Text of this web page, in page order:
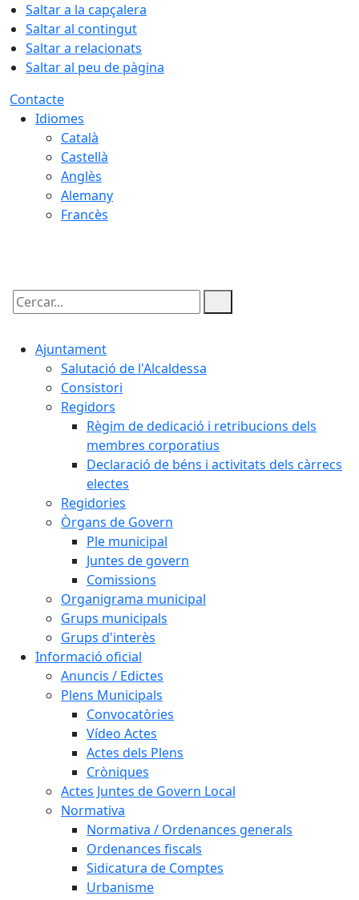
Saltar a la capçalera
Saltar al contingut
Saltar a relacionats
Saltar al peu de pàgina
Contacte
Idiomes
Català
Castellà
Anglès
Alemany
Francès
Cercar:
Ajuntament
Salutació de l'Alcaldessa
Consistori
Regidors
Règim de dedicació i retribucions dels
membres corporatius
Declaració de béns i activitats dels càrrecs
electes
Regidories
Òrgans de Govern
Ple municipal
Juntes de govern
Comissions
Organigrama municipal
Grups municipals
Grups d'interès
Informació oficial
Anuncis / Edictes
Plens Municipals
Convocatòries
Vídeo Actes
Actes dels Plens
Cròniques
Actes Juntes de Govern Local
Normativa
Normativa / Ordenances generals
Ordenances fiscals
Sidicatura de Comptes
Urbanisme